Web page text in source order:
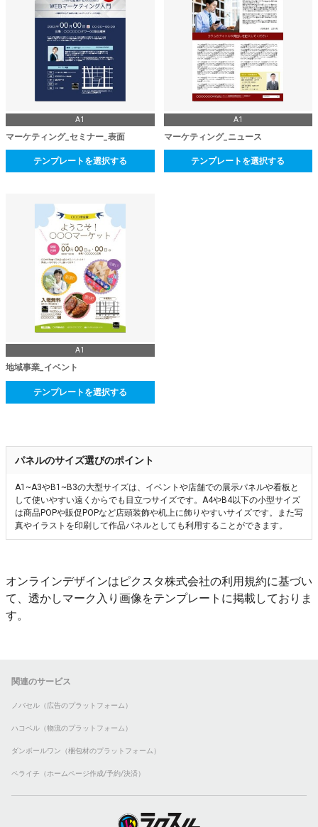
A1
マーケティング_セミナー_表面
テンプレートを選択する
A1
マーケティング_ニュース
テンプレートを選択する
A1
地域事業_イベント
テンプレートを選択する
パネルのサイズ選びのポイント
A1~A3やB1~B3の大型サイズは、イベントや店舗での展示パネルや看板と
して使いやすい遠くからでも目立つサイズです。A4やB4以下の小型サイズ
は商品POPや販促POPなど店頭装飾や机上に飾りやすいサイズです。また写
真やイラストを印刷して作品パネルとしても利用することができます。
オンラインデザインはピクスタ株式会社の利用規約に基づい
て、透かしマーク入り画像をテンプレートに掲載しておりま
す。
関連のサービス
ノバセル（広告のプラットフォーム）
ハコベル（物流のプラットフォーム）
ダンボールワン（梱包材のプラットフォーム）
ペライチ（ホームページ作成/予約/決済）